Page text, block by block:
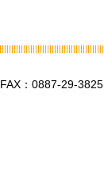
FAX：0887-29-3825